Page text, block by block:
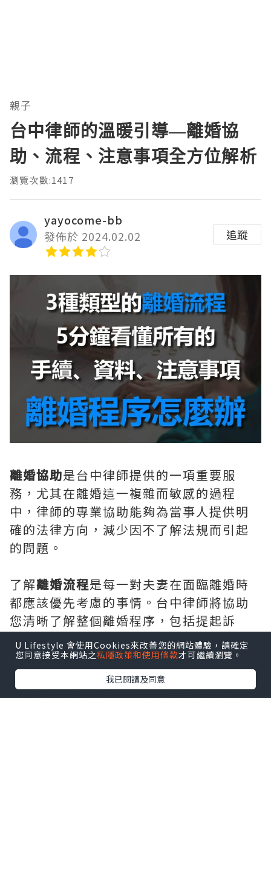
親子
台中律師的溫暖引導—離婚協
助、流程、注意事項全方位解析
瀏覽次數:1417
yayocome-bb
發佈於 2024.02.02
追蹤
離婚協助是台中律師提供的一項重要服
務，尤其在離婚這一複雜而敏感的過程
中，律師的專業協助能夠為當事人提供明
確的法律方向，減少因不了解法規而引起
的問題。
了解離婚流程是每一對夫妻在面臨離婚時
都應該優先考慮的事情。台中律師將協助
您清晰了解整個離婚程序，包括提起訴
訟、調解、裁定等各個環節，確保您能夠
在法律框架下合理行動。
在離婚注意事項中，特別需要關注的是子
U Lifestyle 會使用Cookies來改善您的網站體驗，請確定
您同意接受本網站之私隱政策和使用條款才可繼續瀏覽。
我已閱讀及同意